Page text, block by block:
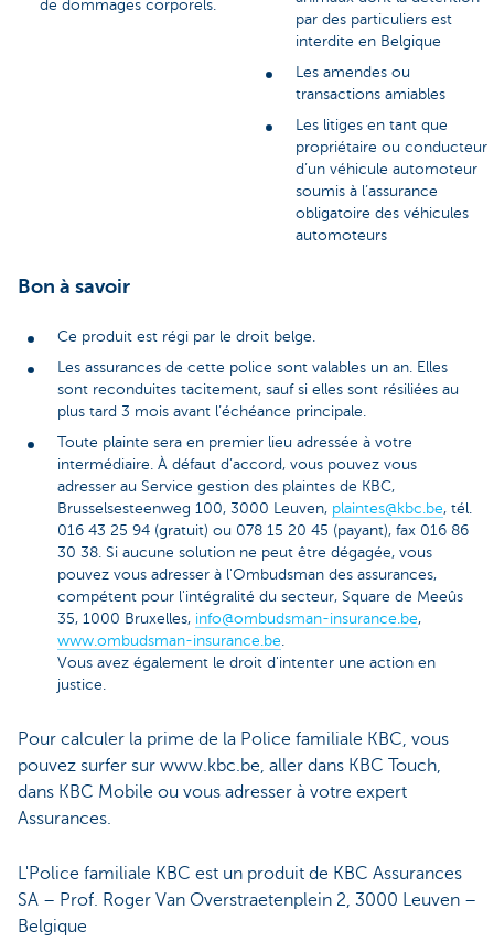
de dommages corporels.
par des particuliers est
interdite en Belgique
Les amendes ou
transactions amiables
Les litiges en tant que
propriétaire ou conducteur
d’un véhicule automoteur
soumis à l’assurance
obligatoire des véhicules
automoteurs
Bon à savoir
Ce produit est régi par le droit belge.
Les assurances de cette police sont valables un an. Elles
sont reconduites tacitement, sauf si elles sont résiliées au
plus tard 3 mois avant l’échéance principale.
Toute plainte sera en premier lieu adressée à votre
intermédiaire. À défaut d’accord, vous pouvez vous
adresser au Service gestion des plaintes de KBC,
Brusselsesteenweg 100, 3000 Leuven, plaintes@kbc.be, tél.
016 43 25 94 (gratuit) ou 078 15 20 45 (payant), fax 016 86
30 38. Si aucune solution ne peut être dégagée, vous
pouvez vous adresser à l'Ombudsman des assurances,
compétent pour l'intégralité du secteur, Square de Meeûs
35, 1000 Bruxelles, info@ombudsman-insurance.be,
www.ombudsman-insurance.be.
Vous avez également le droit d'intenter une action en
justice.
Pour calculer la prime de la Police familiale KBC, vous
pouvez surfer sur www.kbc.be, aller dans KBC Touch,
dans KBC Mobile ou vous adresser à votre expert
Assurances.
L'Police familiale KBC est un produit de KBC Assurances
SA – Prof. Roger Van Overstraetenplein 2, 3000 Leuven –
Belgique